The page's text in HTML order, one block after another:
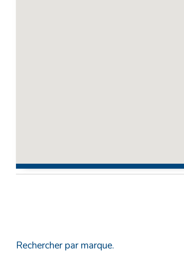
Rechercher par marque.